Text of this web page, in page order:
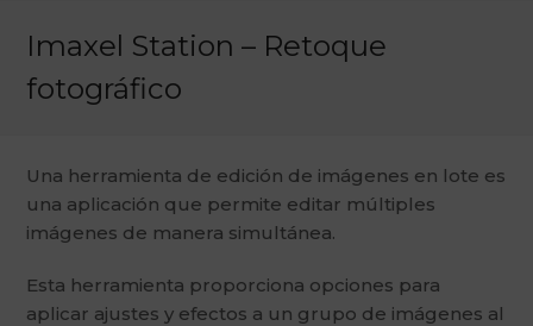
Imaxel Station – Retoque
fotográfico
Una herramienta de edición de imágenes en lote es
una aplicación que permite editar múltiples
imágenes de manera simultánea.
Esta herramienta proporciona opciones para
aplicar ajustes y efectos a un grupo de imágenes al